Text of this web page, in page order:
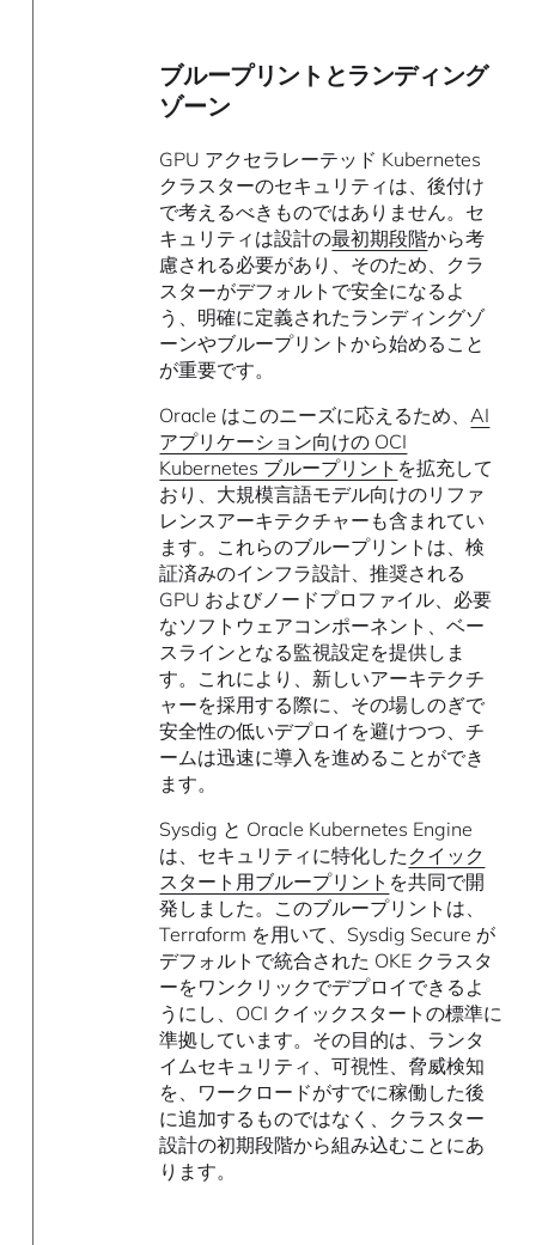
ブループリントとランディング
ゾーン
GPU アクセラレーテッド Kubernetes
クラスターのセキュリティは、後付け
で考えるべきものではありません。セ
キュリティは設計の最初期段階から考
慮される必要があり、そのため、クラ
スターがデフォルトで安全になるよ
う、明確に定義されたランディングゾ
ーンやブループリントから始めること
が重要です。
Oracle はこのニーズに応えるため、AI
アプリケーション向けの OCI
Kubernetes ブループリント を拡充して
おり、大規模言語モデル向けのリファ
レンスアーキテクチャーも含まれてい
ます。これらのブループリントは、検
証済みのインフラ設計、推奨される
GPU およびノードプロファイル、必要
なソフトウェアコンポーネント、ベー
スラインとなる監視設定を提供しま
す。これにより、新しいアーキテクチ
ャーを採用する際に、その場しのぎで
安全性の低いデプロイを避けつつ、チ
ームは迅速に導入を進めることができ
ます。
Sysdig と Oracle Kubernetes Engine
は、セキュリティに特化した クイック
スタート用ブループリント を共同で開
発しました。このブループリントは、
Terraform を用いて、Sysdig Secure が
デフォルトで統合された OKE クラスタ
ーをワンクリックでデプロイできるよ
うにし、OCI クイックスタートの標準に
準拠しています。その目的は、ランタ
イムセキュリティ、可視性、脅威検知
を、ワークロードがすでに稼働した後
に追加するものではなく、クラスター
設計の初期段階から組み込むことにあ
ります。